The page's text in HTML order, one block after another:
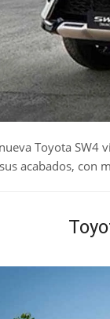
Toyota SW4
acabados, con